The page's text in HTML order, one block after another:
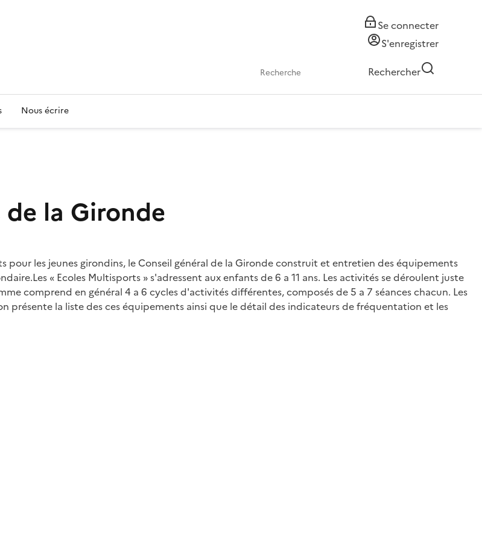
Se connecter
S'enregistrer
Rechercher
Nous écrire
la Gironde
les jeunes girondins, le Conseil général de la Gironde construit et entretien des équipements
« Ecoles Multisports » s'adressent aux enfants de 6 a 11 ans. Les activités se déroulent juste
comprend en général 4 a 6 cycles d'activités différentes, composés de 5 a 7 séances chacun. Les
présente la liste des ces équipements ainsi que le détail des indicateurs de fréquentation et les